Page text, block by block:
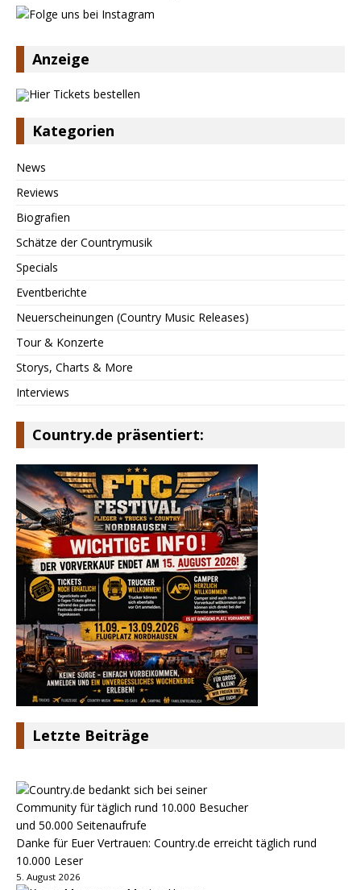
Anzeige
Kategorien
News
Reviews
Biografien
Schätze der Countrymusik
Specials
Eventberichte
Neuerscheinungen (Country Music Releases)
Tour & Konzerte
Storys, Charts & More
Interviews
Country.de präsentiert:
Letzte Beiträge
Danke für Euer Vertrauen: Country.de erreicht täglich rund
10.000 Leser
5. August 2026